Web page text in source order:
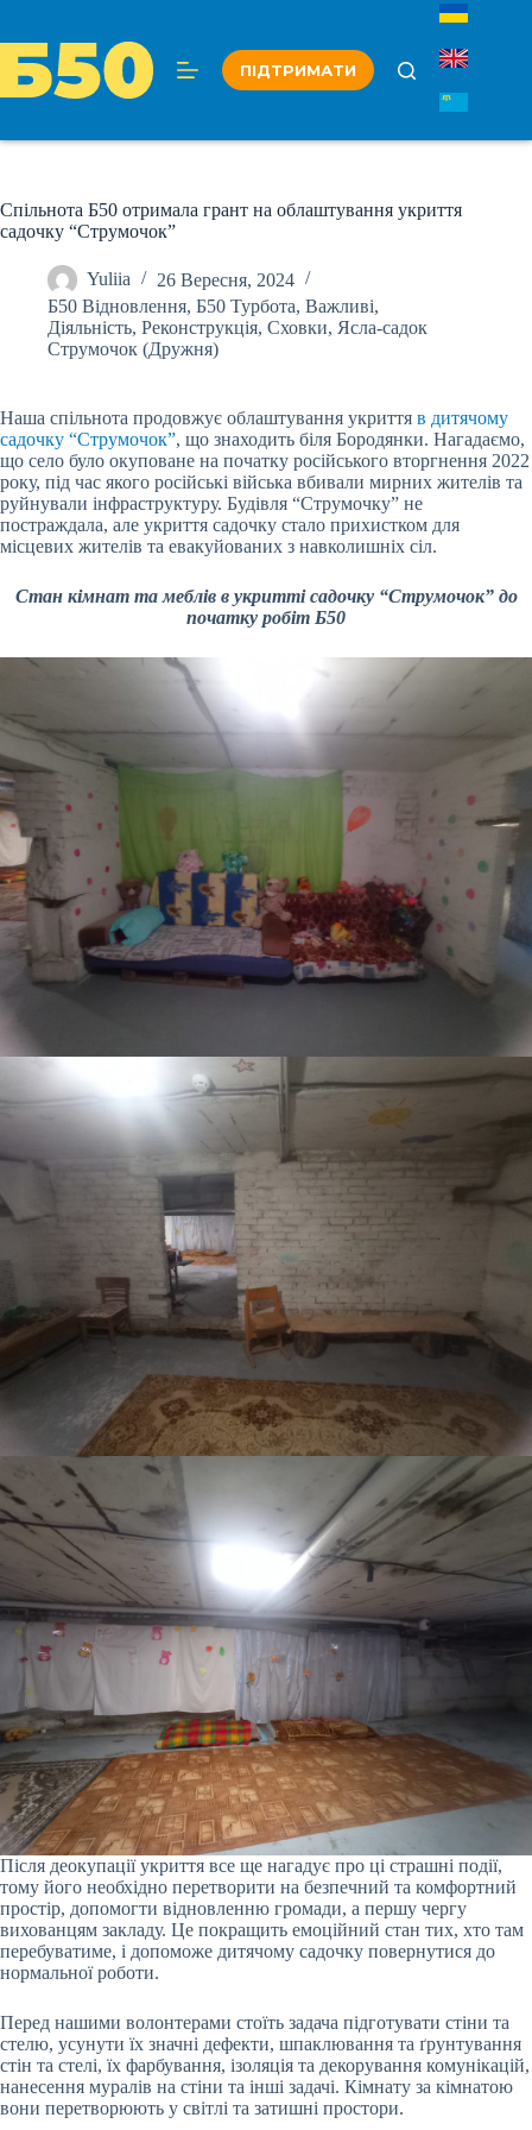
вмісту
ПІДТРИМАТИ
Спільнота Б50 отримала грант на облаштування укриття
садочку “Струмочок”
Yuliia
26 Вересня, 2024
Б50 Відновлення, Б50 Турбота, Важливі,
Діяльність, Реконструкція, Сховки, Ясла-садок
Струмочок (Дружня)
Наша спільнота продовжує облаштування укриття в дитячому
садочку “Струмочок”, що знаходить біля Бородянки. Нагадаємо,
що село було окуповане на початку російського вторгнення 2022
року, під час якого російські війська вбивали мирних жителів та
руйнували інфраструктуру. Будівля “Струмочку” не
постраждала, але укриття садочку стало прихистком для
місцевих жителів та евакуйованих з навколишніх сіл.
Стан кімнат та меблів в укритті садочку “Струмочок” до
початку робіт Б50
Після деокупації укриття все ще нагадує про ці страшні події,
тому його необхідно перетворити на безпечний та комфортний
простір, допомогти відновленню громади, а першу чергу
вихованцям закладу. Це покращить емоційний стан тих, хто там
перебуватиме, і допоможе дитячому садочку повернутися до
нормальної роботи.
Перед нашими волонтерами стоїть задача підготувати стіни та
стелю, усунути їх значні дефекти, шпаклювання та ґрунтування
стін та стелі, їх фарбування, ізоляція та декорування комунікацій,
нанесення муралів на стіни та інші задачі. Кімнату за кімнатою
вони перетворюють у світлі та затишні простори.